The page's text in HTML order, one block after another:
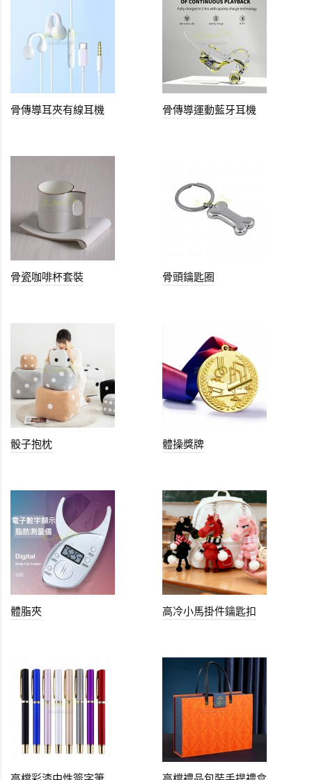
骨傳導耳夾有線耳機 骨傳導運動藍牙耳機
骨瓷咖啡杯套裝 骨頭鑰匙圈
骰子抱枕 體操獎牌
體脂夾 高冷小馬掛件鑰匙扣